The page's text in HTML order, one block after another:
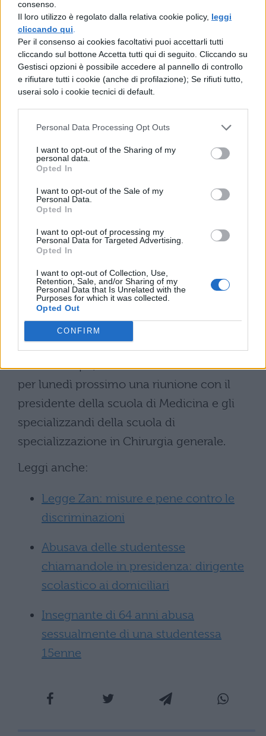
consenso.
Il loro utilizzo è regolato dalla relativa cookie policy, leggi
cliccando qui
Per il consenso ai cookies facoltativi puoi accettarli tutti
cliccando sul bottone Accetta tutti qui di seguito. Cliccando su
Gestisci opzioni è possibile accedere al pannello di controllo
e rifiutare tutti i cookie (anche di profilazione); Se rifiuti tutto,
userai solo i cookie tecnici di default.
Personal Data Processing Opt Outs
I want to opt-out of the Sharing of my
personal data.
Opted In
I want to opt-out of the Sale of my
Personal Data.
Opted In
I want to opt-out of processing my
Personal Data for Targeted Advertising.
Opted In
I want to opt-out of Collection, Use,
Retention, Sale, and/or Sharing of my
Personal Data that Is Unrelated with the
Purposes for which it was collected.
Opted Out
CONFIRM
sempre a Palermo l’anno scorso. Una
iscritta aveva denunciato, sempre con
lettera anonima, di essere stata inserita
nella “lista di studentesse dalle migliori
prestazioni sessuali” redatta da un
dottorando di ricerca del dipartimento di
Economia di Unipa. Il quale, sempre a
quanto affermato dalla ragazza, la avrebbe
fatta circolare condividendola su alcuni
gruppi WhatsApp. All’epoca l’università
aveva avviato un’indagine al termine della
aveva effettivamente stilato una classifica
bellezza. La vicenda si era conclusa con
l’individuazione dell’autore, il suo
ammonimento e le scuse presentate da
quest’ultimo alle colleghe tramite email.
Nel frattempo, il rettore avrebbe convocato
per lunedì prossimo una riunione con il
presidente della scuola di Medicina e gli
specializzandi della scuola di
specializzazione in Chirurgia generale.
Leggi anche:
Legge Zan: misure e pene contro le
discriminazioni
Abusava delle studentesse
chiamandole in presidenza: dirigente
scolastico ai domiciliari
Insegnante di 64 anni abusa
sessualmente di una studentessa
15enne